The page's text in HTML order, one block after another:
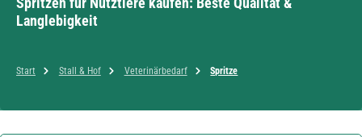
Langlebigkeit
Start Stall & Hof Veterinärbedarf Spritze